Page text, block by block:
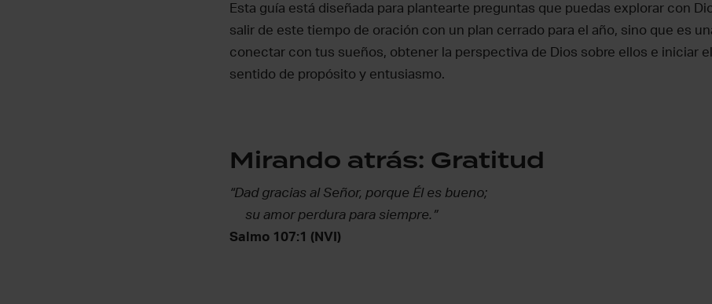
Esta guía está diseñada para plantearte preguntas que puedas explorar con
salir de este tiempo de oración con un plan cerrado para el año, sino que es
conectar con tus sueños, obtener la perspectiva de Dios sobre ellos e iniciar
sentido de propósito y entusiasmo.
Mirando atrás: Gratitud
“Dad gracias al Señor, porque Él es bueno;
su amor perdura para siempre.”
Salmo 107:1 (NVI)